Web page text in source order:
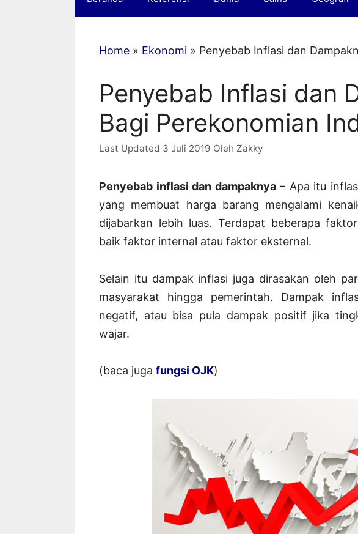
Home » Ekonomi » Penyebab Inflasi dan
Penyebab Inflasi dan
Bagi Perekonomian
3 Juli 2019 Oleh Zakky
Penyebab inflasi dan dampaknya – Apa itu
yang membuat harga barang mengalami
dijabarkan lebih luas. Terdapat beberapa
baik faktor internal atau faktor eksternal.
Selain itu dampak inflasi juga dirasakan oleh
masyarakat hingga pemerintah. Dampak
negatif, atau bisa pula dampak positif jika
wajar.
(baca juga fungsi OJK)